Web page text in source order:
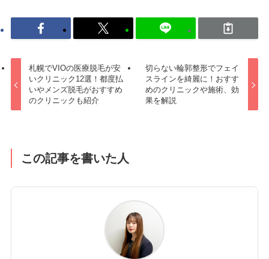
札幌でVIOの医療脱毛が安
いクリニック12選！都度払
いやメンズ脱毛がおすすめ
のクリニックも紹介
切らない輪郭整形でフェイ
スラインを綺麗に！おすす
めのクリニックや施術、効
果を解説
この記事を書いた人